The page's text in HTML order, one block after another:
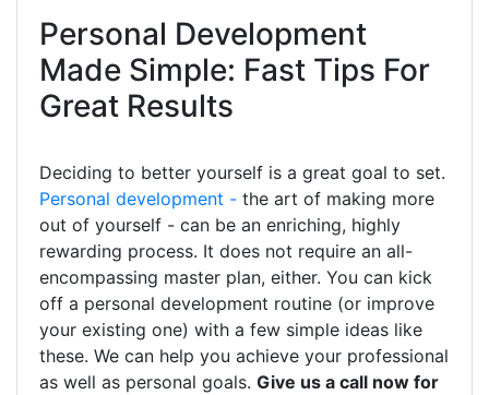
Personal Development
Made Simple: Fast Tips For
Great Results
Deciding to better yourself is a great goal to set.
Personal development - the art of making more
out of yourself - can be an enriching, highly
rewarding process. It does not require an all-
encompassing master plan, either. You can kick
off a personal development routine (or improve
your existing one) with a few simple ideas like
these. We can help you achieve your professional
as well as personal goals. Give us a call now for